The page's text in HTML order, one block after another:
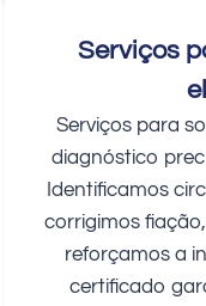
Serviços
Serviços para
diagnóstico
Identificamos
corrigimos
reforçamos a
certificado